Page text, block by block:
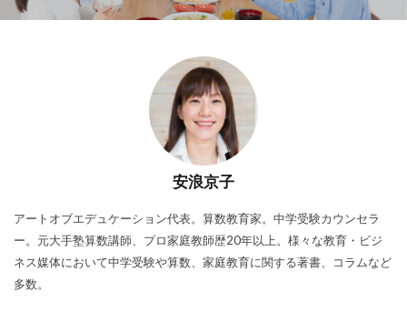
安浪京子
アートオブエデュケーション代表。算数教育家。中学受験カウンセラ
ー。元大手塾算数講師、プロ家庭教師歴20年以上。様々な教育・ビジ
ネス媒体において中学受験や算数、家庭教育に関する著書、コラムなど
多数。